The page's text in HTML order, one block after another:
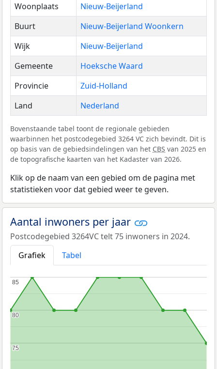
Woonplaats
Nieuw-Beijerland
Buurt
Nieuw-Beijerland Woonkern
Wijk
Nieuw-Beijerland
Gemeente
Hoeksche Waard
Provincie
Zuid-Holland
Land
Nederland
Bovenstaande tabel toont de regionale gebieden
waarbinnen het postcodegebied 3264 VC zich bevindt. Dit is
op basis van de gebiedsindelingen van het CBS van 2025 en
de topografische kaarten van het Kadaster van 2026.
Klik op de naam van een gebied om de pagina met
statistieken voor dat gebied weer te geven.
Aantal inwoners per jaar
Postcodegebied 3264VC telt 75 inwoners in 2024.
Grafiek
Tabel
75
75
80
80
85
85